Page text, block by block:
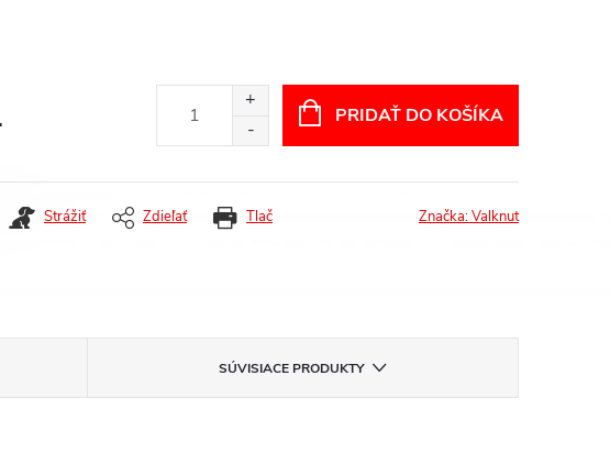
PRIDAŤ DO KOŠÍKA
Tlač
Strážiť Zdieľať Značka:Valknut
SÚVISIACE PRODUKTY